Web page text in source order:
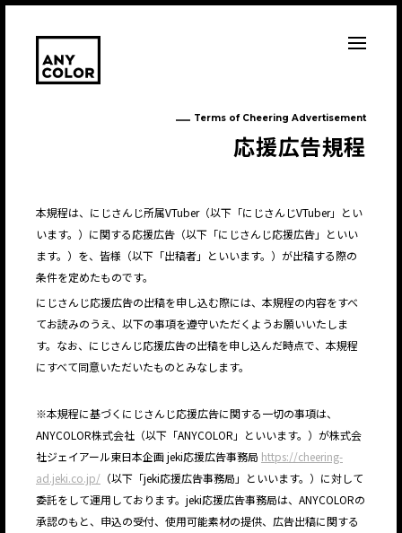
Terms of Cheering Advertisement
応援広告規程
本規程は、にじさんじ所属VTuber（以下「にじさんじVTuber」とい
います。）に関する応援広告（以下「にじさんじ応援広告」といい
ます。）を、皆様（以下「出稿者」といいます。）が出稿する際の
条件を定めたものです。
にじさんじ応援広告の出稿を申し込む際には、本規程の内容をすべ
てお読みのうえ、以下の事項を遵守いただくようお願いいたしま
す。なお、にじさんじ応援広告の出稿を申し込んだ時点で、本規程
にすべて同意いただいたものとみなします。
※本規程に基づくにじさんじ応援広告に関する一切の事項は、
ANYCOLOR株式会社（以下「ANYCOLOR」といいます。）が株式会
社ジェイアール東日本企画 jeki応援広告事務局 https://cheering-
ad.jeki.co.jp/ （以下「jeki応援広告事務局」といいます。）に対して
委託をして運用しております。jeki応援広告事務局は、ANYCOLORの
承認のもと、申込の受付、使用可能素材の提供、広告出稿に関する